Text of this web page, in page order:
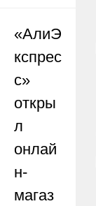
«АлиЭ
кспрес
с»
откры
л
онлай
н-
магаз